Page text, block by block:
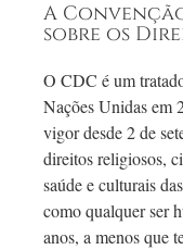
A
sobre os
O CDC é um
Nações Unidas em
vigor desde2 de
direitos religiosos,
saúde e culturais
como qualquer ser
anos, a menos que